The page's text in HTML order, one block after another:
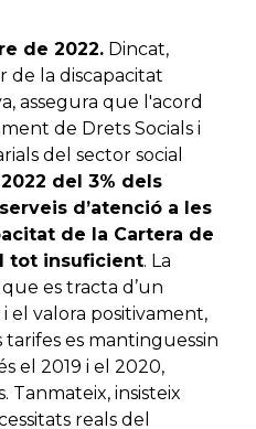
de 2022. Dincat,
de la discapacitat
assegura que l'acord
de Drets Socials i
del sector social
del 3% dels
d’atenció a les
de la Cartera de
tot insuficient. La
es tracta d’un
i el valora positivament,
es mantinguessin
el 2019 i el 2020,
Tanmateix, insisteix
reals del